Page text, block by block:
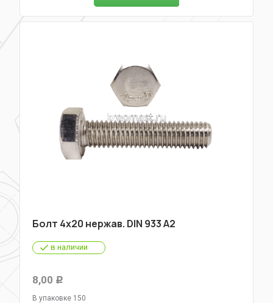
Болт 4х20 нержав. DIN 933 A2
в наличии
8,00 Р
В упаковке 150